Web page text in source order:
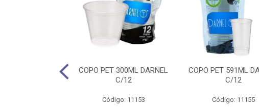
COPO PET 300ML DARNEL
C/12
Código: 11153
COPO PET 591ML
C/12
Código: 11155